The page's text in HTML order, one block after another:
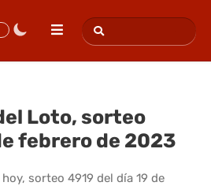
Loto, sorteo
febrero de 2023
sorteo 4919 del día 19 de